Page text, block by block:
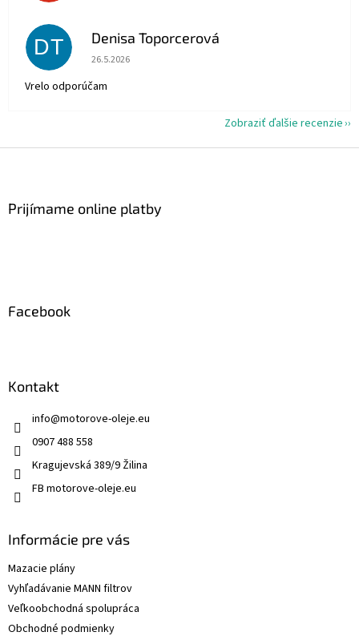
DT Denisa Toporcerová
Hodnotenie obchodu je 5 z 5 hviezdičiek.
26.5.2026
Vrelo odporúčam
Zobraziť ďalšie recenzie
Prijímame online platby
Facebook
Kontakt
info@motorove-oleje.eu
0907 488 558
Kragujevská 389/9 Žilina
FB motorove-oleje.eu
Informácie pre vás
Mazacie plány
Vyhľadávanie MANN filtrov
Veľkoobchodná spolupráca
Obchodné podmienky